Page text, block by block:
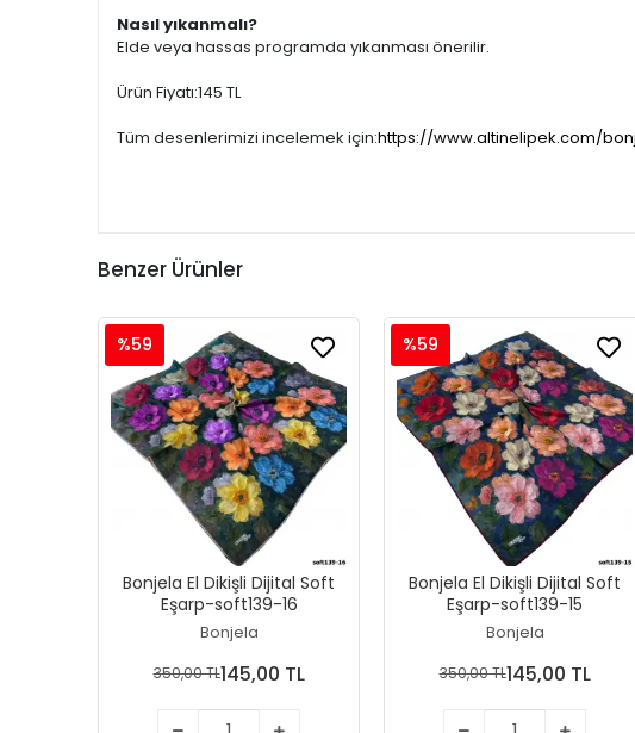
Nasıl yıkanmalı?
Elde veya hassas programda yıkanması önerilir.
Ürün Fiyatı:145 TL
Tüm desenlerimizi incelemek için:https://www.altinelipek.com/
Benzer Ürünler
Bonjela El Dikişli Dijital Soft
Eşarp-soft139-16
Bonjela
%59
350,00 TL145,00 TL
Bonjela El Dikişli Dijital Soft
Eşarp-soft139-15
Bonjela
%59
350,00 TL145,00 TL